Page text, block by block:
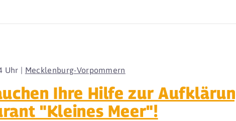
Uhr | Mecklenburg-Vorpommern
Ihre Hilfe zur
"Kleines Meer"!